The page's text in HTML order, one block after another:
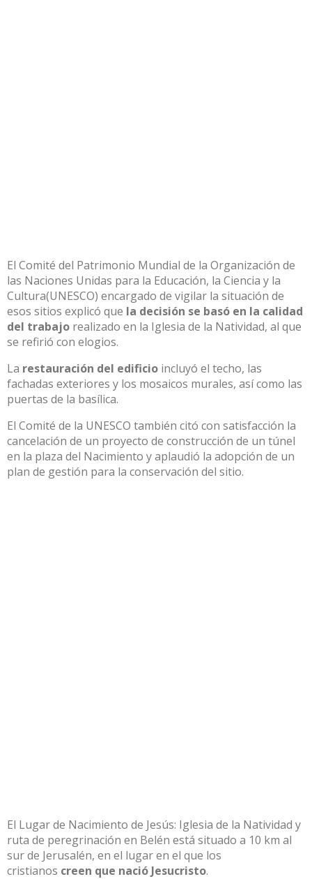
El Comité del Patrimonio Mundial de la Organización de
las Naciones Unidas para la Educación, la Ciencia y la
Cultura(UNESCO) encargado de vigilar la situación de
esos sitios explicó que la decisión se basó en la calidad
del trabajo realizado en la Iglesia de la Natividad, al que
se refirió con elogios.
La restauración del edificio incluyó el techo, las
fachadas exteriores y los mosaicos murales, así como las
puertas de la basílica.
El Comité de la UNESCO también citó con satisfacción la
cancelación de un proyecto de construcción de un túnel
en la plaza del Nacimiento y aplaudió la adopción de un
plan de gestión para la conservación del sitio.
El Lugar de Nacimiento de Jesús: Iglesia de la Natividad y
ruta de peregrinación en Belén está situado a 10 km al
sur de Jerusalén, en el lugar en el que los
cristianos creen que nació Jesucristo.